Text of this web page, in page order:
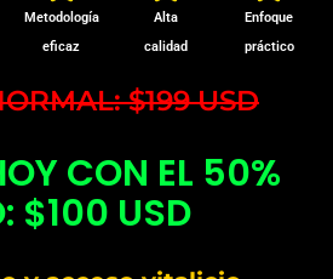
Metodología
eficaz
Alta
calidad
Enfoque
práctico
$199 USD
CON EL 50%
$100 USD